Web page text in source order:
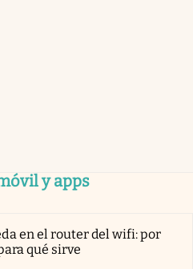
y apps
en el router del wifi: por
qué sirve